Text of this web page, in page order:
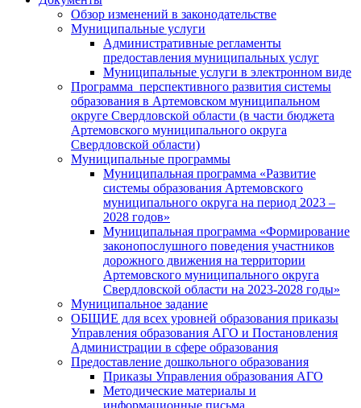
Обзор изменений в законодательстве
Муниципальные услуги
Административные регламенты
предоставления муниципальных услуг
Муниципальные услуги в электронном виде
Программа перспективного развития системы
образования в Артемовском муниципальном
округе Свердловской области (в части бюджета
Артемовского муниципального округа
Свердловской области)
Муниципальные программы
Муниципальная программа «Развитие
системы образования Артемовского
муниципального округа на период 2023 –
2028 годов»
Муниципальная программа «Формирование
законопослушного поведения участников
дорожного движения на территории
Артемовского муниципального округа
Свердловской области на 2023-2028 годы»
Муниципальное задание
ОБЩИЕ для всех уровней образования приказы
Управления образования АГО и Постановления
Администрации в сфере образования
Предоставление дошкольного образования
Приказы Управления образования АГО
Методические материалы и